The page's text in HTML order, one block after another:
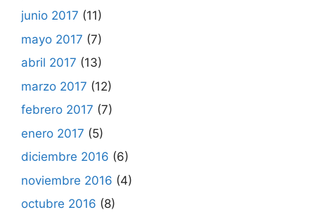
junio 2017 (11)
mayo 2017 (7)
abril 2017 (13)
marzo 2017 (12)
febrero 2017 (7)
enero 2017 (5)
diciembre 2016 (6)
noviembre 2016 (4)
octubre 2016 (8)